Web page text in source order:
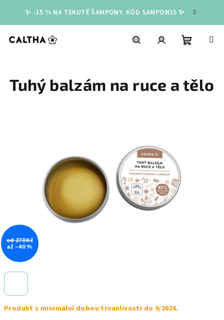
obsah
✨ -15 % NA TEKUTÉ ŠAMPONY. KÓD SAMPON15 ✨
košík
Produkt s minimální dobou trvanlivosti do 9/2026.
Tuhý balzám na ruce a tělo
od 270 Kč
až –40 %